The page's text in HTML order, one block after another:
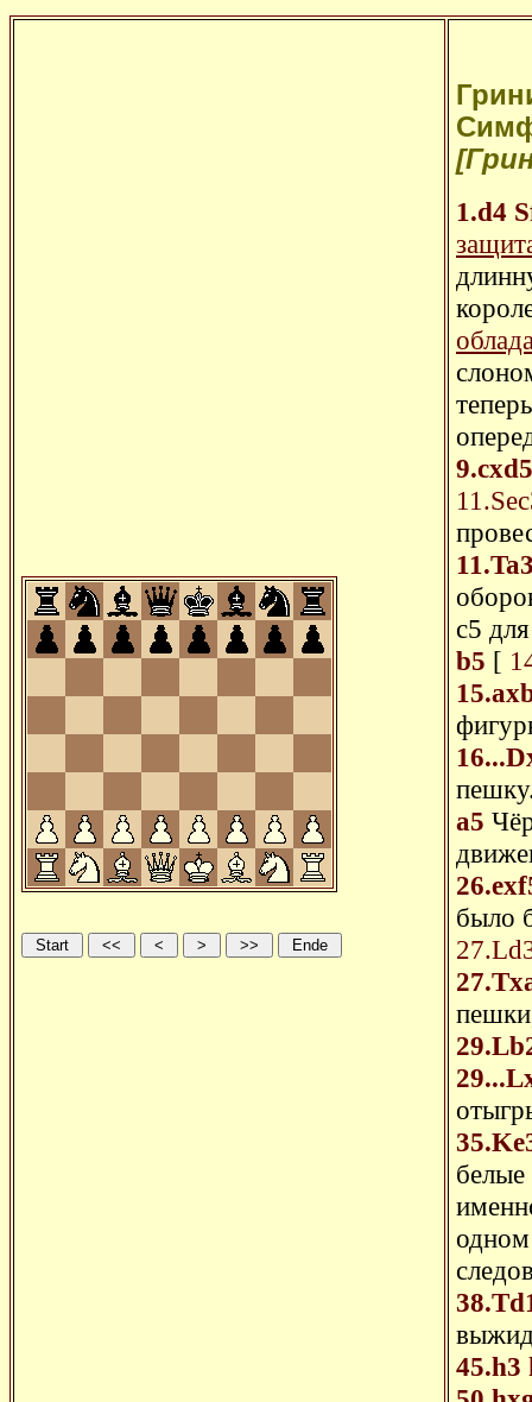
1.d4
9.cxd5
c5
b5 [
a5
было
45.h3